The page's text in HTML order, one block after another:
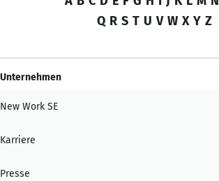
Q R S T U V W X Y Z
Unternehmen
New Work SE
Karriere
Presse